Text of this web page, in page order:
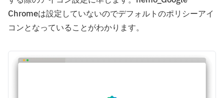
Chromeは設定していないのでデフォルトのポリシーアイ
コンとなっていることがわかります。